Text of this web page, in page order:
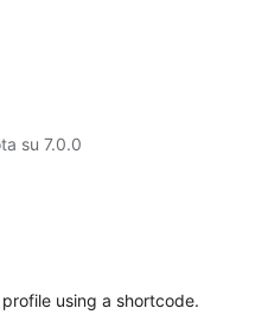
su 7.0.0
using a shortcode.